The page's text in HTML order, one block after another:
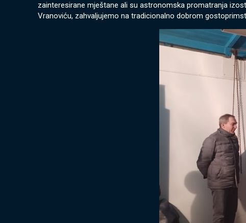
zainteresirane mještane ali su astronomska promatranja
Vranoviću, zahvaljujemo na tradicionalno dobrom